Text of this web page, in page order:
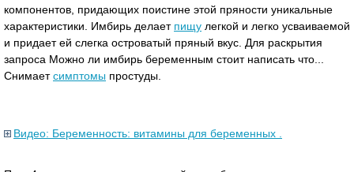
компонентов, придающих поистине этой пряности уникальные
характеристики. Имбирь делает пищу легкой и легко усваиваемой
и придает ей слегка островатый пряный вкус. Для раскрытия
запроса Можно ли имбирь беременным стоит написать что...
Снимаетсимптомы простуды.
Видео: Беременность: витамины для беременных .